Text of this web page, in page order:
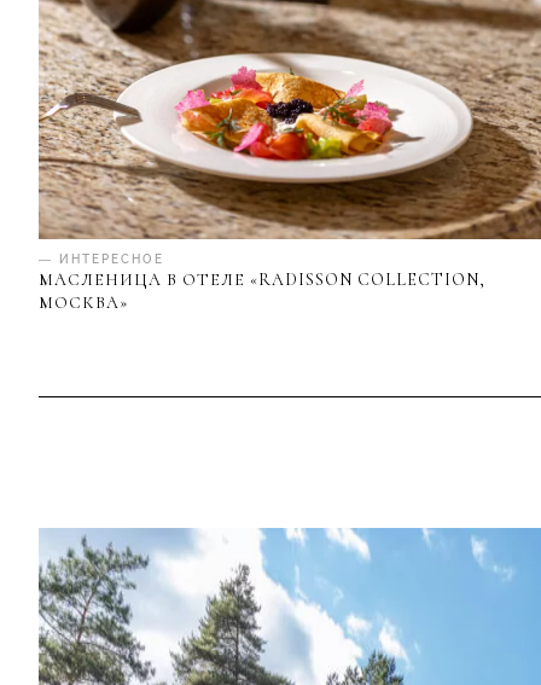
— ИНТЕРЕСНОЕ
МАСЛЕНИЦА В ОТЕЛЕ «RADISSON COLLECTION,
МОСКВА»